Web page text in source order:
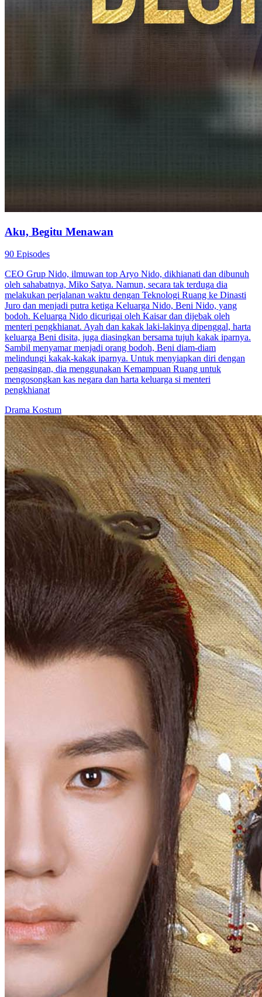
Aku, Begitu Menawan
90 Episodes
CEO Grup Nido, ilmuwan top Aryo Nido, dikhianati dan dibunuh
oleh sahabatnya, Miko Satya. Namun, secara tak terduga dia
melakukan perjalanan waktu dengan Teknologi Ruang ke Dinasti
Juro dan menjadi putra ketiga Keluarga Nido, Beni Nido, yang
bodoh. Keluarga Nido dicurigai oleh Kaisar dan dijebak oleh
menteri pengkhianat. Ayah dan kakak laki-lakinya dipenggal, harta
keluarga Beni disita, juga diasingkan bersama tujuh kakak iparnya.
Sambil menyamar menjadi orang bodoh, Beni diam-diam
melindungi kakak-kakak iparnya. Untuk menyiapkan diri dengan
pengasingan, dia menggunakan Kemampuan Ruang untuk
mengosongkan kas negara dan harta keluarga si menteri
pengkhianat
Drama Kostum